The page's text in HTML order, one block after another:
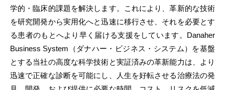
学的・臨床的課題を解決します。これにより、革新的な技術
を研究開発から実用化へと迅速に移行させ、それを必要とす
る患者のもとへより早く届ける支援をしています。Danaher
Business System（ダナハー・ビジネス・システム）を基盤
とする当社の高度な科学技術と実証済みの革新能力は、より
迅速で正確な診断を可能にし、人生を好転させる治療法の発